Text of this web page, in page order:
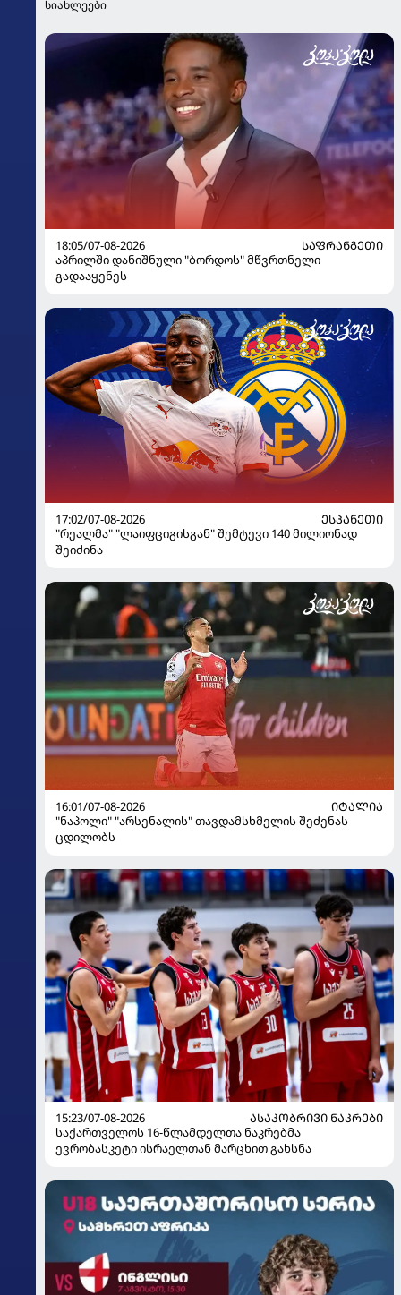
სიახლეები
18:05/07-08-2026
ᲡᲐᲤᲠᲐᲜᲒᲔᲗᲘ
აპრილში დანიშნული "ბორდოს" მწვრთნელი
გადააყენეს
17:02/07-08-2026
ᲔᲡᲞᲐᲜᲔᲗᲘ
"რეალმა" "ლაიფციგისგან" შემტევი 140 მილიონად
შეიძინა
16:01/07-08-2026
ᲘᲢᲐᲚᲘᲐ
"ნაპოლი" "არსენალის" თავდამსხმელის შეძენას
ცდილობს
15:23/07-08-2026
ᲐᲡᲐᲙᲝᲑᲠᲘᲕᲘ ᲜᲐᲙᲠᲔᲑᲘ
საქართველოს 16-წლამდელთა ნაკრებმა
ევრობასკეტი ისრაელთან მარცხით გახსნა